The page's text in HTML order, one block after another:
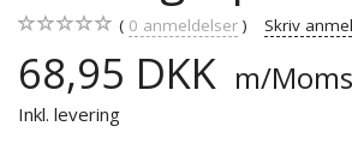
0 anmeldelser Skriv
68,95 DKK m/Moms
Inkl. levering